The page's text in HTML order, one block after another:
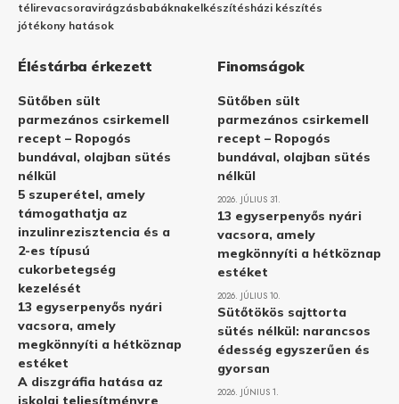
télirevacsoravirágzásbabáknakelkészítésházi készítés
jótékony hatások
Éléstárba érkezett
Sütőben sült
parmezános csirkemell
recept – Ropogós
bundával, olajban sütés
nélkül
5 szuperétel, amely
támogathatja az
inzulinrezisztencia és a
2-es típusú
cukorbetegség
kezelését
13 egyserpenyős nyári
vacsora, amely
megkönnyíti a hétköznap
estéket
A diszgráfia hatása az
iskolai teljesítményre
Finomságok
Sütőben sült
parmezános csirkemell
recept – Ropogós
bundával, olajban sütés
nélkül
2026. JÚLIUS 31.
13 egyserpenyős nyári
vacsora, amely
megkönnyíti a hétköznap
estéket
2026. JÚLIUS 10.
Sütőtökös sajttorta
sütés nélkül: narancsos
édesség egyszerűen és
gyorsan
2026. JÚNIUS 1.